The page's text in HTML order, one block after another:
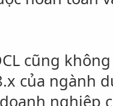
cũng
của ngành
nghiệp